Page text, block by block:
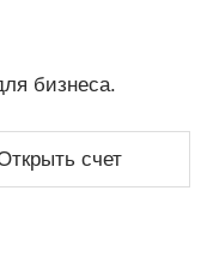
бизнеса.
счет